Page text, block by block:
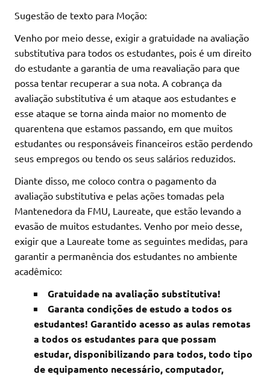
Sugestão de texto para Moção:
Venho por meio desse, exigir a gratuidade na avaliação
substitutiva para todos os estudantes, pois é um direito
do estudante a garantia de uma reavaliação para que
possa tentar recuperar a sua nota. A cobrança da
avaliação substitutiva é um ataque aos estudantes e
esse ataque se torna ainda maior no momento de
quarentena que estamos passando, em que muitos
estudantes ou responsáveis financeiros estão perdendo
seus empregos ou tendo os seus salários reduzidos.
Diante disso, me coloco contra o pagamento da
avaliação substitutiva e pelas ações tomadas pela
Mantenedora da FMU, Laureate, que estão levando a
evasão de muitos estudantes. Venho por meio desse,
exigir que a Laureate tome as seguintes medidas, para
garantir a permanência dos estudantes no ambiente
acadêmico:
Gratuidade na avaliação substitutiva!
Garanta condições de estudo a todos os
estudantes! Garantido acesso as aulas remotas
a todos os estudantes para que possam
estudar, disponibilizando para todos, todo tipo
de equipamento necessário, computador,